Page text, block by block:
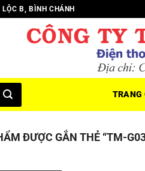
B, BÌNH CHÁNH
TRANG
ĐƯỢC GẮN THẺ “TM-